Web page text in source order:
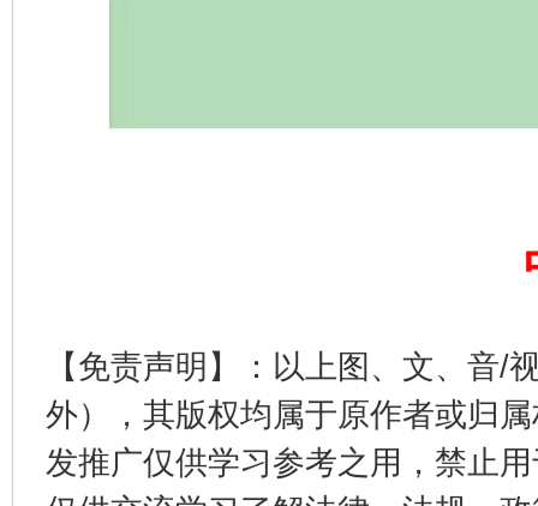
【免责声明】：以上图、文、音/
外），其版权均属于原作者或归
发推广仅供学习参考之用，禁止